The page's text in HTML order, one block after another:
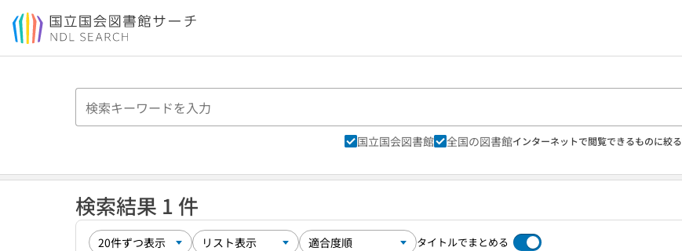
本文へ移動
国立国会図書館 全国の図書館インターネットで閲覧できるものに絞る
検索結果 1 件
タイトルでまとめる